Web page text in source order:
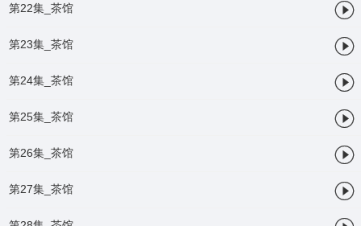
第22集_茶馆 
第23集_茶馆 
第24集_茶馆 
第25集_茶馆 
第26集_茶馆 
第27集_茶馆 